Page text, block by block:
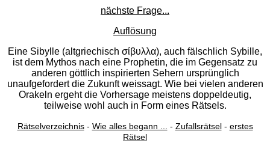
nächste Frage...
Auflösung
Eine Sibylle (altgriechisch σίβυλλα), auch fälschlich Sybille,
ist dem Mythos nach eine Prophetin, die im Gegensatz zu
anderen göttlich inspirierten Sehern ursprünglich
unaufgefordert die Zukunft weissagt. Wie bei vielen anderen
Orakeln ergeht die Vorhersage meistens doppeldeutig,
teilweise wohl auch in Form eines Rätsels.
Rätselverzeichnis- Wie alles begann ... - Zufallsrätsel- erstes
Rätsel